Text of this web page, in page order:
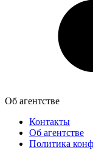
Об агентстве
Контакты
Об агентстве
Политика